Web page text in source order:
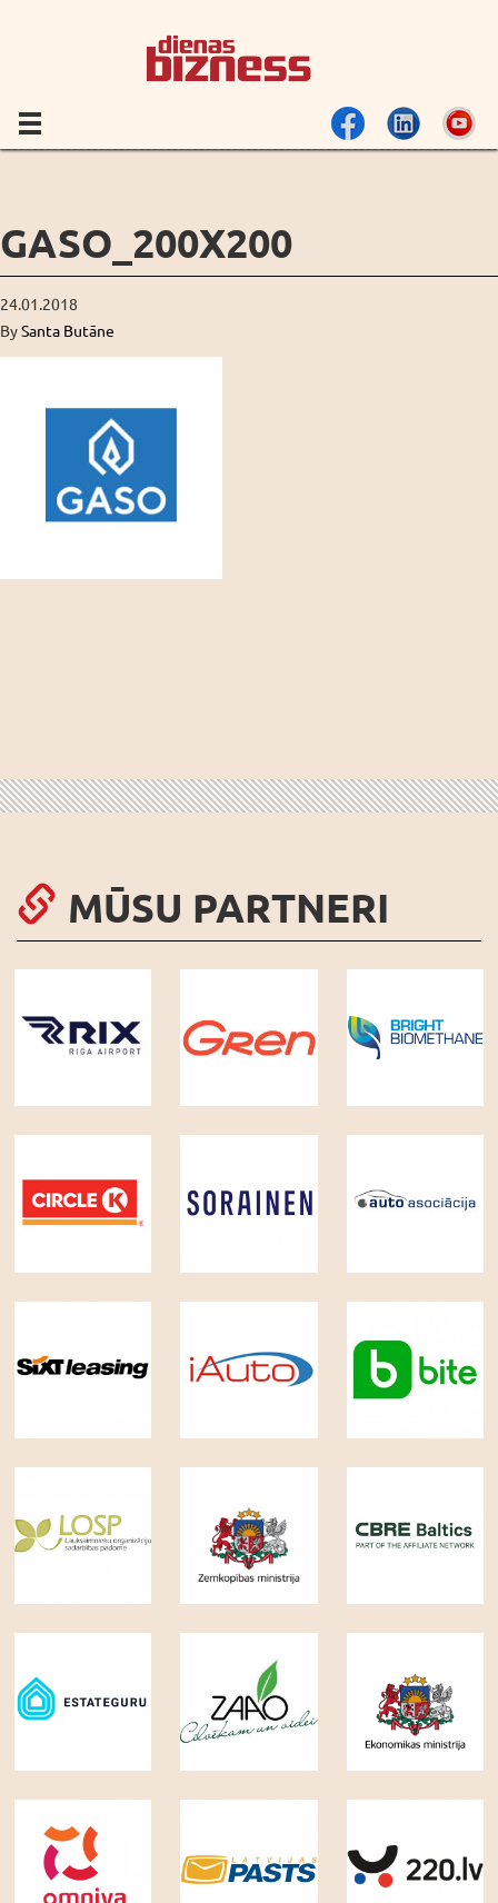
GASO_200X200
24.01.2018
BySanta Butāne
MŪSU PARTNERI